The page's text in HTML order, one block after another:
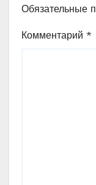
Обязательные
Комментарий *